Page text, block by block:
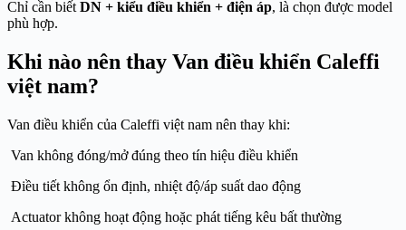
Chỉ cần biết DN + kiểu điều khiển + điện áp, là chọn được model
phù hợp.
Khi nào nên thay Van điều khiển Caleffi
việt nam?
Van điều khiển của Caleffi việt nam nên thay khi:
Van không đóng/mở đúng theo tín hiệu điều khiển
Điều tiết không ổn định, nhiệt độ/áp suất dao động
Actuator không hoạt động hoặc phát tiếng kêu bất thường